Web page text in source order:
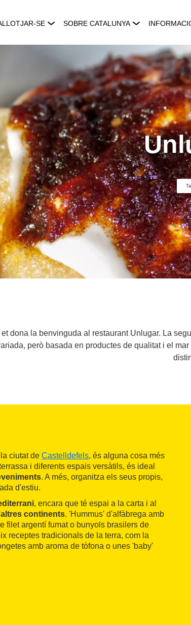
SE SOBRE CATALUNYA
dona la benvinguda al restaurant Unlugar. La
però basada en productes de qualitat i el
ciutat de Castelldefels, és alguna cosa més
i diferents espais versàtils, és ideal
. A més, organitza els seus propis,
d'estiu.
, encara que té espai a la carta i al
altres continents. 'Hummus' d'alfàbrega amb
filet argentí fumat o bunyols brasilers de
receptes tradicionals de la terra, com la
amb aroma de tòfona o unes 'baby'